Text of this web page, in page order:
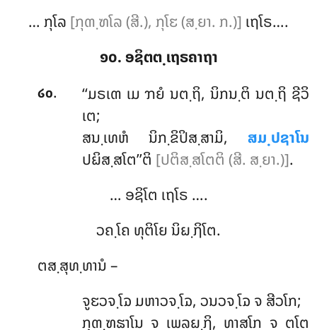
… ກຸໂລ [ກຸຓ຺ຑໂລ (ສີ.), ກຸໂຬ (ສ຺ຍາ. ກ.)] ເຖໂຣ….
໑໐. ອຊິຕຕ຺ເຖຣຄາຖາ
໒໐.
‘‘ມຣເຓ ເມ ຠຍໍ ນຕ຺ຖິ, ນິກນ຺ຕິ ນຕ຺ຖິ ຊີວິ
ເຕ;
ສນ຺ເທຫໍ ນິກ຺ຂິປິສ຺ສາມິ, ສມ຺ປຊາໂນ
ປຏິສ຺ສໂຕ’’ຕິ [ປຕິສ຺ສໂຕຕິ (ສີ. ສ຺ຍາ.)].
… ອຊິໂຕ ເຖໂຣ ….
ວຄ຺ໂຄ ທຸຕິໂຍ ນິຏ຺ຐິໂຕ.
ຕສ຺ສຸທ຺ທານໍ –
ຈູຬວຈ຺ໂຉ ມຫາວຈ຺ໂຉ, ວນວຈ຺ໂຉ ຈ ສີວໂກ;
ກຸຓ຺ຑຘາໂນ ຈ ເພລຏ຺ຐິ, ທາສໂກ ຈ ຕໂຕ